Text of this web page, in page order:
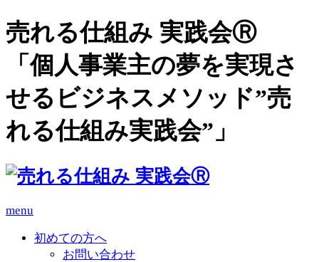
売れる仕組み 実践会Ⓡ
「個人事業主の夢を実現さ
せるビジネスメソッド”売
れる仕組み実践会”」
menu
初めての方へ
お問い合わせ